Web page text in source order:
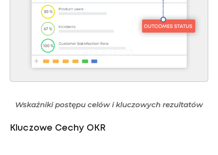
Wskaźniki postępu celów i kluczowych rezultatów
Kluczowe Cechy OKR